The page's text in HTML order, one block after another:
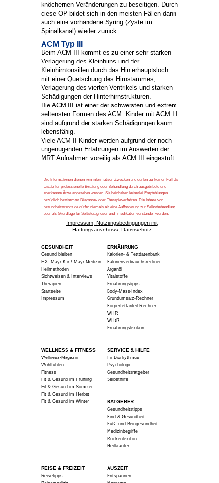
knöchernen Veränderungen zu beseitigen. Durch
diese OP bildet sich in den meisten Fällen dann
auch eine vorhandene Syring (Zyste im
Spinalkanal) wieder zurück.
ACM Typ III
Beim ACM III kommt es zu einer sehr starken
Verlagerung des Kleinhirns und der
Kleinhirntonsillen durch das Hinterhauptsloch
mit einer Quetschung des Hirnstammes,
Verlagerung des vierten Ventrikels und starken
Schädigungen der Hinterhirnstrukturen.
Die ACM III ist einer der schwersten und extrem
seltensten Formen des ACM. Kinder mit ACM III
sind aufgrund der starken Schädigungen kaum
lebensfähig.
Viele ACM II Kinder werden aufgrund der noch
ungenügenden Erfahrungen im Auswerten der
MRT Aufnahmen voreilig als ACM III eingestuft.
Die Informationen dienen rein informativen Zwecken und dürfen auf keinen Fall als
Ersatz für professionelle Beratung oder Behandlung durch ausgebildete und
anerkannte Ärzte angesehen werden. Sie beinhalten keinerlei Empfehlungen
bezüglich bestimmter Diagnose- oder Therapieverfahren. Die Inhalte von
gesundheitstrends.de dürfen niemals als eine Aufforderung zur Selbstbehandlung
oder als Grundlage für Selbstdiagnosen und -medikation verstanden werden.
Impressum, Nutzungsbedingungen mit
Haftungsauschluss, Datenschutz
GESUNDHEIT
Gesund bleiben
F.X. Mayr-Kur / Mayr-Medizin
Heilmethoden
Sichtweisen & Interviews
Therapien
Startseite
Impressum
ERNÄHRUNG
Kalorien- & Fettdatenbank
Kalorienverbrauchsrechner
Arganöl
Vitalstoffe
Ernährungstipps
Body-Mass-Index
Grundumsatz-Rechner
Körperfettanteil-Rechner
WHR
WHtR
Ernährungslexikon
WELLNESS & FITNESS
Wellness-Magazin
Wohlfühlen
Fitness
Fit & Gesund im Frühling
Fit & Gesund im Sommer
Fit & Gesund im Herbst
Fit & Gesund im Winter
SERVICE & HILFE
Ihr Biorhythmus
Psychologie
Gesundheitsratgeber
Selbsthilfe
RATGEBER
Gesundheitstipps
Kind & Gesundheit
Fuß- und Beingesundheit
Medizinbegriffe
Rückenlexikon
Heilkräuter
REISE & FREIZEIT
Reisetipps
AUSZEIT
Entspannen